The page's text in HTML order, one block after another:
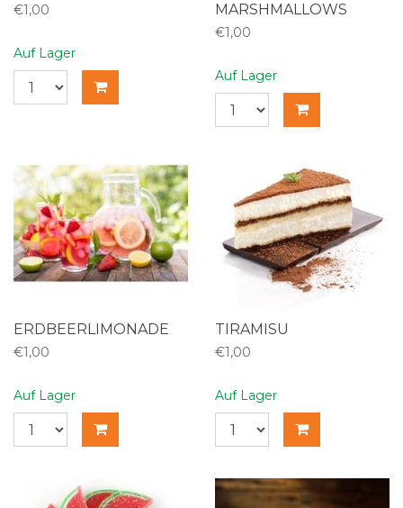
€1,00
Auf Lager
MARSHMALLOWS
€1,00
Auf Lager
ERDBEERLIMONADE
€1,00
Auf Lager
TIRAMISU
€1,00
Auf Lager